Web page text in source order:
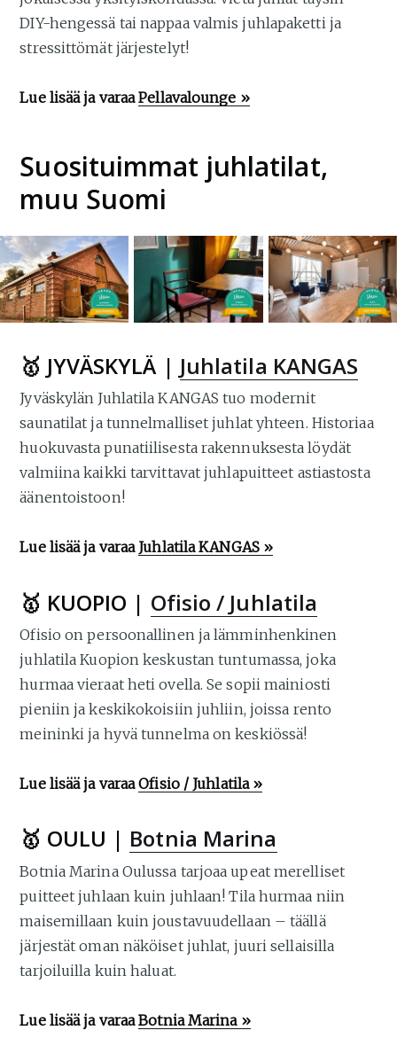
DIY-hengessä tai nappaa valmis juhlapaketti ja
stressittömät järjestelyt!
Lue lisää ja varaaPellavalounge »
Suosituimmat juhlatilat,
muu Suomi
🥇 JYVÄSKYLÄ | Juhlatila KANGAS
Jyväskylän Juhlatila KANGAS tuo modernit
saunatilat ja tunnelmalliset juhlat yhteen. Historiaa
huokuvasta punatiilisesta rakennuksesta löydät
valmiina kaikki tarvittavat juhlapuitteet astiastosta
äänentoistoon!
Lue lisää ja varaa Juhlatila KANGAS »
🥇 KUOPIO | Ofisio / Juhlatila
Ofisio on persoonallinen ja lämminhenkinen
juhlatila Kuopion keskustan tuntumassa, joka
hurmaa vieraat heti ovella. Se sopii mainiosti
pieniin ja keskikokoisiin juhliin, joissa rento
meininki ja hyvä tunnelma on keskiössä!
Lue lisää ja varaaOfisio / Juhlatila »
🥇 OULU | Botnia Marina
Botnia Marina Oulussa tarjoaa upeat merelliset
puitteet juhlaan kuin juhlaan! Tila hurmaa niin
maisemillaan kuin joustavuudellaan – täällä
järjestät oman näköiset juhlat, juuri sellaisilla
tarjoiluilla kuin haluat.
Lue lisää ja varaaBotnia Marina »